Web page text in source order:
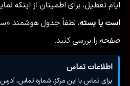
ایام تعطیل، برای اطمینان از اینکه
است یا بسته، لطفاً جدول هوشمند
صفحه را بررسی کنید.
اطلاعات تماس
برای تماس با این مرکز، شماره تماس،